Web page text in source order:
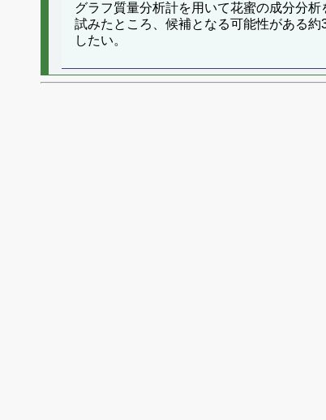
グラフ質量分析計を用いて花蜜の成分分
試みたところ、候補となる可能性がある
したい。